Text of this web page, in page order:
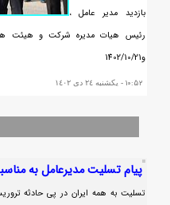
بازديد مدير عامل ،
و1402/10/21
١٠:٥٢ - يکشنبه ٢٤ دی ١٤٠٢
پيام تسليت مديرعامل به
تسلیت به همه ایران در پی حادثه